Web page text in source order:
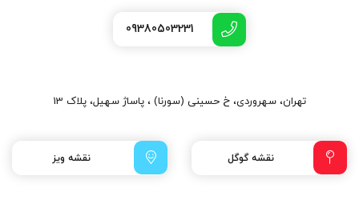
09380503231
تهران، سهروردی، خ حسینی (سورنا) ، پاساژ سهیل، پلاک 13
نقشه گوگل نقشه ویز